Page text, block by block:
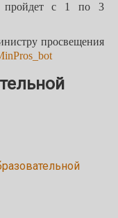
пройдет с 1 по 3
просвещения